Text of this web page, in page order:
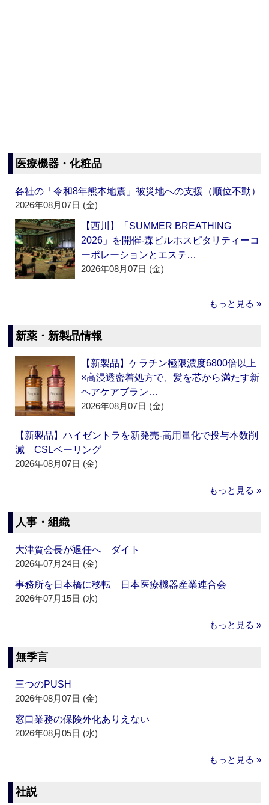
医療機器・化粧品
各社の「令和8年熊本地震」被災地への支援（順位不動）
2026年08月07日 (金)
【西川】「SUMMER BREATHING
2026」を開催‐森ビルホスピタリティーコ
ーポレーションとエステ…
2026年08月07日 (金)
もっと見る »
新薬・新製品情報
【新製品】ケラチン極限濃度6800倍以上
×高浸透密着処方で、髪を芯から満たす新
ヘアケアブラン…
2026年08月07日 (金)
【新製品】ハイゼントラを新発売‐高用量化で投与本数削
減 CSLベーリング
2026年08月07日 (金)
もっと見る »
人事・組織
大津賀会長が退任へ ダイト
2026年07月24日 (金)
事務所を日本橋に移転 日本医療機器産業連合会
2026年07月15日 (水)
もっと見る »
無季言
三つのPUSH
2026年08月07日 (金)
窓口業務の保険外化ありえない
2026年08月05日 (水)
もっと見る »
社説